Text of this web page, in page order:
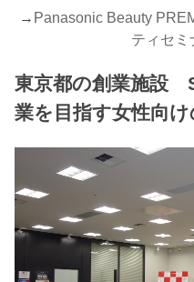
→ Panasonic Beauty
ティセミ
東京都の創業施設
業を目指す女性向